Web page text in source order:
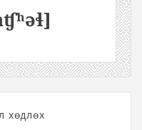
хөдлөх